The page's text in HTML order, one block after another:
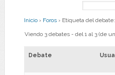
Inicio › Foros › Etiqueta del
Viendo 3 debates - del 1 al 3 (de
Debate